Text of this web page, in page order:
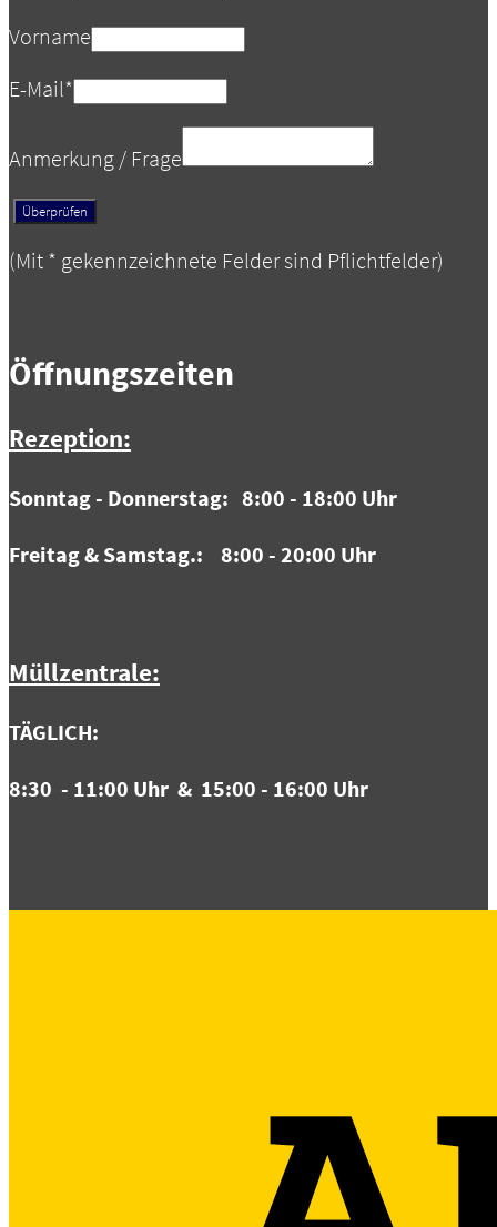
Vorname
E-Mail*
Anmerkung / Frage
(Mit * gekennzeichnete Felder sind Pflichtfelder)
Öffnungszeiten
Rezeption:
Sonntag - Donnerstag: 8:00 - 18:00 Uhr
Freitag & Samstag.: 8:00 - 20:00 Uhr
Müllzentrale:
TÄGLICH:
8:30 - 11:00 Uhr & 15:00 - 16:00 Uhr